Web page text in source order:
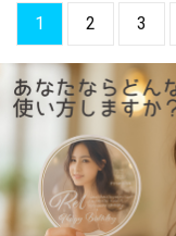
1 2 3